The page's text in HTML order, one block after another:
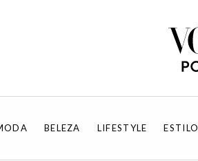
BELEZA LIFESTYLE ESTILO